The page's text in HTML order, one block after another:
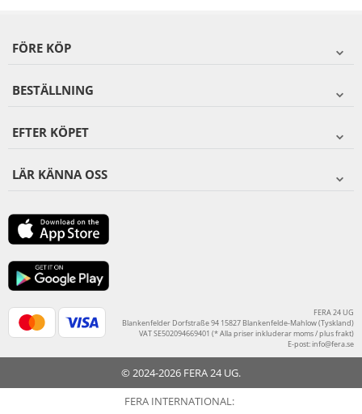
FÖRE KÖP
BESTÄLLNING
EFTER KÖPET
LÄR KÄNNA OSS
FERA 24 UG
Blankenfelder Dorfstraße 94 15827 Blankenfelde-Mahlow (Tyskland)
VAT SE502094669401 (* Alla priser inkluderar moms / plus frakt)
E-post:info@fera.se
© 2024-2026 FERA 24 UG.
FERA INTERNATIONAL: